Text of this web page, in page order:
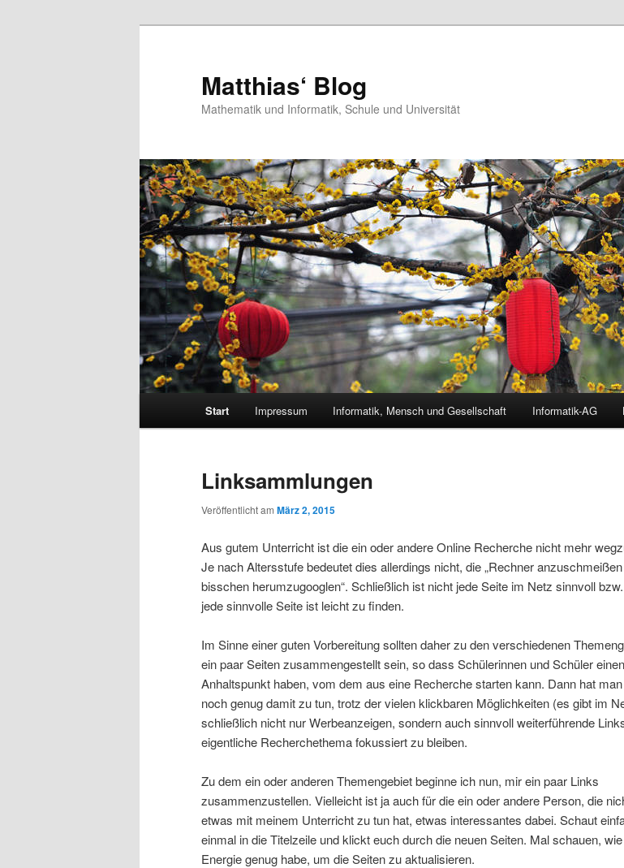
Matthias‘ Blog
Mathematik und Informatik, Schule und Universität
Start Impressum Informatik, Mensch und Gesellschaft Informatik-AG
Linksammlungen
Veröffentlicht am März 2, 2015
Aus gutem Unterricht ist die ein oder andere Online Recherche nicht mehr
Je nach Altersstufe bedeutet dies allerdings nicht, die „Rechner
bisschen herumzugooglen“. Schließlich ist nicht jede Seite im Netz sinnvoll
jede sinnvolle Seite ist leicht zu finden.
Im Sinne einer guten Vorbereitung sollten daher zu den verschiedenen
ein paar Seiten zusammengestellt sein, so dass Schülerinnen und Schüler einen
Anhaltspunkt haben, vom dem aus eine Recherche starten kann. Dann hat
noch genug damit zu tun, trotz der vielen klickbaren Möglichkeiten (es gibt im
schließlich nicht nur Werbeanzeigen, sondern auch sinnvoll weiterführende
eigentliche Recherchethema fokussiert zu bleiben.
Zu dem ein oder anderen Themengebiet beginne ich nun, mir ein paar Links
zusammenzustellen. Vielleicht ist ja auch für die ein oder andere Person, die
etwas mit meinem Unterricht zu tun hat, etwas interessantes dabei. Schaut
einmal in die Titelzeile und klickt euch durch die neuen Seiten. Mal schauen,
Energie genug habe, um die Seiten zu aktualisieren.